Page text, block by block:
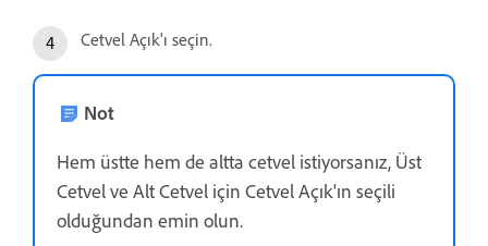
Cetvel Açık'ı seçin.
Not
Hem üstte hem de altta cetvel istiyorsanız, Üst
Cetvel ve Alt Cetvel için Cetvel Açık'ın seçili
olduğundan emin olun.